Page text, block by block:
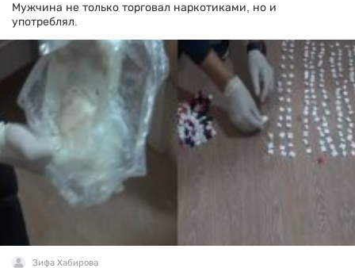
Мужчина не только торговал наркотиками, но и
употреблял.
Зифа Хабирова